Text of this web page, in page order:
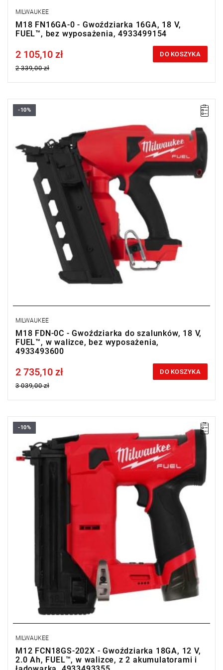
MILWAUKEE
M18 FN16GA-0 - Gwoździarka 16GA, 18 V,
FUEL™, bez wyposażenia, 4933499154
Price tax included
2 105,10 zł
2 339,00 zł
DO KOSZYKA
-10%
MILWAUKEE
M18 FDN-0C - Gwoździarka do szalunków, 18 V,
FUEL™, w walizce, bez wyposażenia,
4933493600
Price tax included
2 735,10 zł
3 039,00 zł
DO KOSZYKA
Kup produkt objęty promocją MILWAUKEE® Redemption Classic,
zarejestruj fakturę i odbierz dodatkowy akumulator za 2 zł.
Promocja wyłącznie dla podmiotów posiadających NIP.
Sprawdź szczegóły promocji .
-10%
MILWAUKEE
M12 FCN18GS-202X - Gwoździarka 18GA, 12 V,
2.0 Ah, FUEL™, w walizce, z 2 akumulatorami i